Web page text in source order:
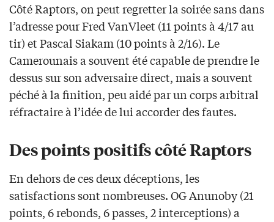
Côté Raptors, on peut regretter la soirée sans dans
l’adresse pour Fred VanVleet (11 points à 4/17 au
tir) et Pascal Siakam (10 points à 2/16). Le
Camerounais a souvent été capable de prendre le
dessus sur son adversaire direct, mais a souvent
péché à la finition, peu aidé par un corps arbitral
réfractaire à l’idée de lui accorder des fautes.
Des points positifs côté Raptors
En dehors de ces deux déceptions, les
satisfactions sont nombreuses. OG Anunoby (21
points, 6 rebonds, 6 passes, 2 interceptions) a